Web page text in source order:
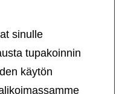
sinulle
tupakoinnin
käytön